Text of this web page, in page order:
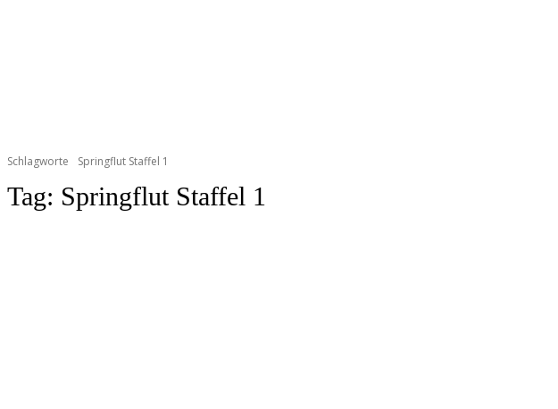
Schlagworte Springflut Staffel 1
Tag: Springflut Staffel 1